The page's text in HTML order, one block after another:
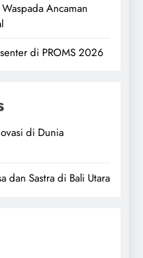
Ancaman
di PROMS 2026
di Dunia
dan Sastra di Bali Utara